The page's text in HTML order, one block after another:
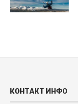
КОНТАКТ ИНФО